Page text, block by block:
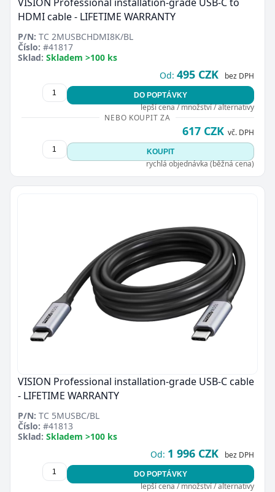
HDMI cable - LIFETIME WARRANTY
P/N: TC 2MUSBCHDMI8K/BL
Číslo: #41817
Sklad: Skladem >100 ks
Od: 495 CZK bez DPH
DO POPTÁVKY
lepší cena / množství / alternativy
NEBO KOUPIT ZA
617 CZK vč. DPH
KOUPIT
rychlá objednávka (běžná cena)
VISION Professional installation-grade USB-C cable
- LIFETIME WARRANTY
P/N: TC 5MUSBC/BL
Číslo: #41813
Sklad: Skladem >100 ks
Od: 1 996 CZK bez DPH
DO POPTÁVKY
lepší cena / množství / alternativy